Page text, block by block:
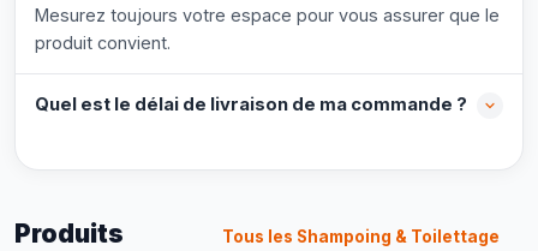
Mesurez toujours votre espace pour vous assurer que le
produit convient.
Quel est le délai de livraison de ma commande ?
Produits
Tous les Shampoing & Toilettage